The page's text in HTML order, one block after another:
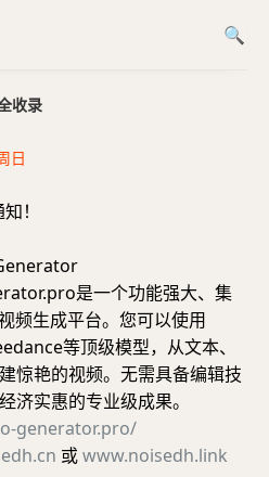
收录
日
！
是一个功能强大、集
频生成平台。您可以使用
等顶级模型，从文本、
惊艳的视频。无需具备编辑技
实惠的专业级成果。
generator.pro/
或www.noisedh.link